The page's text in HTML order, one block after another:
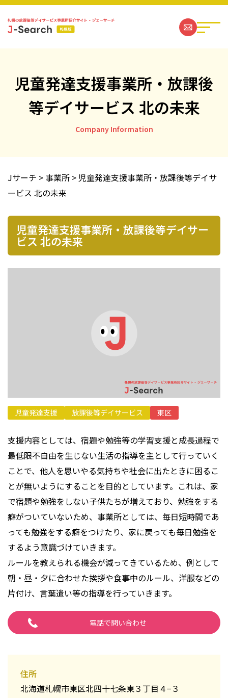
札幌の放課後等デイサービス事業所一覧
ジェーサーチコラム一覧
プライバシーポリシー
児童発達支援事業所・放課後
等デイサービス 北の未来
Company Information
Jサーチ > 事業所 > 児童発達支援事業所・放課後等デイサ
ービス 北の未来
児童発達支援事業所・放課後等デイサー
ビス 北の未来
児童発達支援 放課後等デイサービス 東区
支援内容としては、宿題や勉強等の学習支援と成長過程で
最低限不自由を生じない生活の指導を主として行っていく
ことで、他人を思いやる気持ちや社会に出たときに困るこ
とが無いようにすることを目的としています。これは、家
で宿題や勉強をしない子供たちが増えており、勉強をする
癖がついていないため、事業所としては、毎日短時間であ
っても勉強をする癖をつけたり、家に戻っても毎日勉強を
するよう意識づけていきます。
ルールを教えられる機会が減ってきているため、例として
朝・昼・夕に合わせた挨拶や食事中のルール、洋服などの
片付け、言葉遣い等の指導を行っていきます。
電話で問い合わせ
住所
北海道札幌市東区北四十七条東３丁目４−３